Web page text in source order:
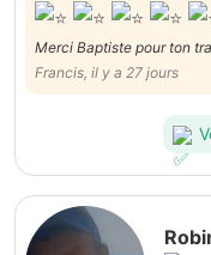
Merci Baptiste pour ton
jardin propre. Merci aussi
Francis, il y a 27 jours